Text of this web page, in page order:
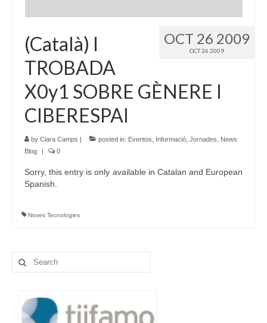
OCT 26 2009
OCT 26 2009
(Català) I
TROBADA
X0y1 SOBRE GÈNERE I
CIBERESPAI
by Clara Camps posted in: Eventos Informació Jornades
News
Blog
0
Sorry, this entry is only available in Catalan and European
Spanish.
Noves Tecnologies
Search
for: